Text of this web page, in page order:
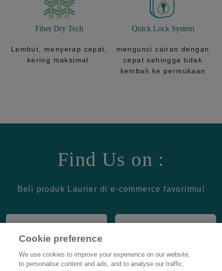
Fiber Dry Tech
Lembut, menyerap cepat,
kering maksimal.
Quick Lock System
mengunci cairan dengan
cepat sehingga tidak
kembali ke permukaan
Find Us on :
Beli produk Laurier di e-commerce favoritmu!
Cookie preference
We use cookies to improve your experience on our website,
to personalise content and ads, and to analyse our traffic.